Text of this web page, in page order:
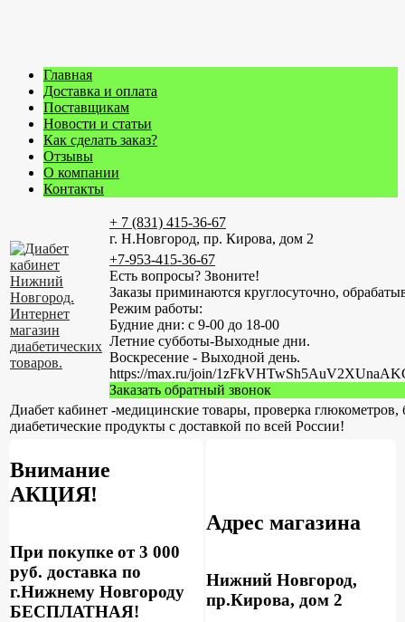
Главная
Доставка и оплата
Поставщикам
Новости и статьи
Как сделать заказ?
Отзывы
О компании
Контакты
+ 7 (831) 415-36-67
г. Н.Новгород, пр. Кирова, дом 2
+7-953-415-36-67
Есть вопросы? Звоните!
Заказы приминаются круглосуточно,
Режим работы:
Будние дни: с 9-00 до 18-00
Летние субботы-Выходные дни.
Воскресение - Выходной день.
https://max.ru/join/
Заказать обратный звонок
Диабет кабинет -медицинские товары, проверка глюкометров,
диабетические продукты с доставкой по всей России!
Внимание
АКЦИЯ!
При покупке от 3 000
руб. доставка по
г.Нижнему Новгороду
БЕСПЛАТНАЯ!
Адрес магазина
Нижний Новгород,
пр.Кирова, дом 2